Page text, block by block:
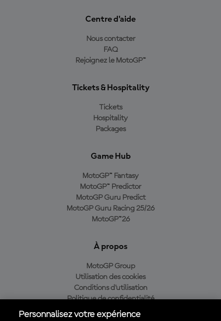
Centre d'aide
Nous contacter
FAQ
Rejoignez le MotoGP™
Tickets & Hospitality
Tickets
Hospitality
Packages
Game Hub
MotoGP™ Fantasy
MotoGP™ Predictor
MotoGP Guru Predict
MotoGP Guru Racing 25/26
MotoGP™26
À propos
MotoGP Group
Utilisation des cookies
Conditions d'utilisation
Politique de confidentialité
Politique d’achat
Personnalisez votre expérience